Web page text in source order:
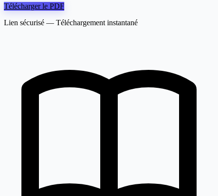
Télécharger le PDF
Lien sécurisé — Téléchargement instantané